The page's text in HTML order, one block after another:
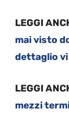
LEGGI
mai visto
dettaglio
LEGGI
mezzi